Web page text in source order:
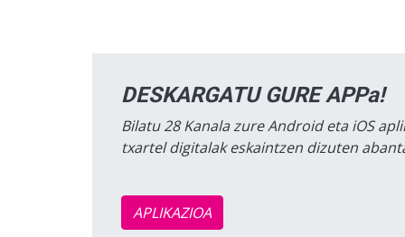
DESKARGATU GURE APPa!
Bilatu 28 Kanala zure Android eta iOS
txartel digitalak eskaintzen dizuten
APLIKAZIOA